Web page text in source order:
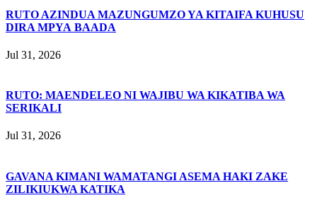
RUTO AZINDUA MAZUNGUMZO YA KITAIFA KUHUSU
DIRA MPYA BAADA
Jul 31, 2026
RUTO: MAENDELEO NI WAJIBU WA KIKATIBA WA
SERIKALI
Jul 31, 2026
GAVANA KIMANI WAMATANGI ASEMA HAKI ZAKE
ZILIKIUKWA KATIKA